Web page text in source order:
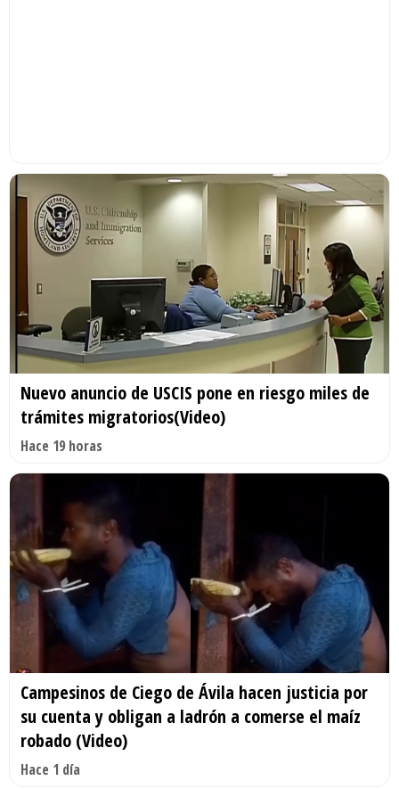
Nuevo anuncio de USCIS pone en riesgo miles de
trámites migratorios(Video)
Hace 19 horas
Campesinos de Ciego de Ávila hacen justicia por
su cuenta y obligan a ladrón a comerse el maíz
robado (Video)
Hace 1 día